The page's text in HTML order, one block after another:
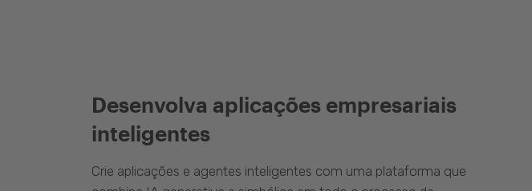
Desenvolva aplicações empresariais
inteligentes
Crie aplicações e agentes inteligentes com uma plataforma que